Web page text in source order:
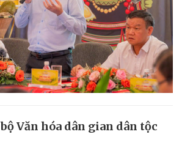
Văn hóa dân gian dân tộc